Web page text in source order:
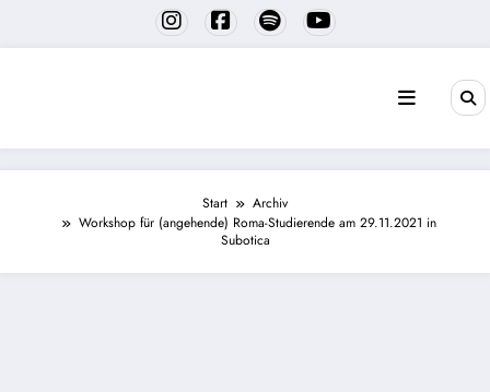
springen
Start
Archiv
Workshop für (angehende) Roma-Studierende am 29.11.2021 in
Subotica